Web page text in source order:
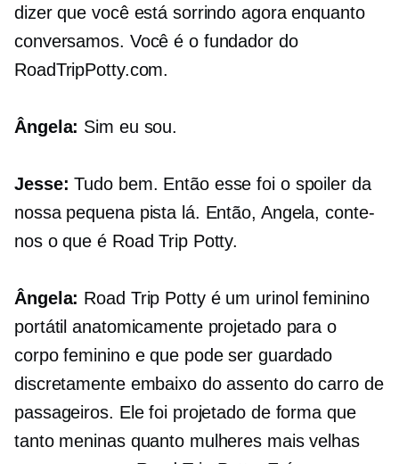
dizer que você está sorrindo agora enquanto
conversamos. Você é o fundador do
RoadTripPotty.com.
Ângela: Sim eu sou.
Jesse: Tudo bem. Então esse foi o spoiler da
nossa pequena pista lá. Então, Angela, conte-
nos o que é Road Trip Potty.
Ângela: Road Trip Potty é um urinol feminino
portátil anatomicamente projetado para o
corpo feminino e que pode ser guardado
discretamente embaixo do assento do carro de
passageiros. Ele foi projetado de forma que
tanto meninas quanto mulheres mais velhas